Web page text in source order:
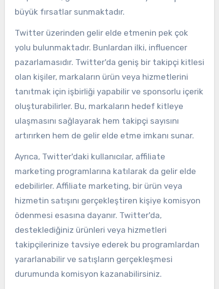
büyük fırsatlar sunmaktadır.
Twitter üzerinden gelir elde etmenin pek çok
yolu bulunmaktadır. Bunlardan ilki, influencer
pazarlamasıdır. Twitter'da geniş bir takipçi kitlesi
olan kişiler, markaların ürün veya hizmetlerini
tanıtmak için işbirliği yapabilir ve sponsorlu içerik
oluşturabilirler. Bu, markaların hedef kitleye
ulaşmasını sağlayarak hem takipçi sayısını
artırırken hem de gelir elde etme imkanı sunar.
Ayrıca, Twitter'daki kullanıcılar, affiliate
marketing programlarına katılarak da gelir elde
edebilirler. Affiliate marketing, bir ürün veya
hizmetin satışını gerçekleştiren kişiye komisyon
ödenmesi esasına dayanır. Twitter'da,
desteklediğiniz ürünleri veya hizmetleri
takipçilerinize tavsiye ederek bu programlardan
yararlanabilir ve satışların gerçekleşmesi
durumunda komisyon kazanabilirsiniz.